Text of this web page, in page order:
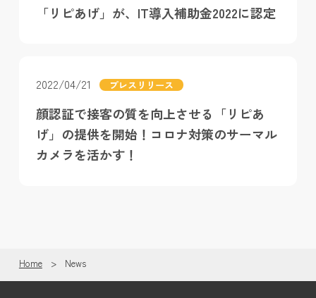
「リピあげ」が、IT導入補助金2022に認定
2022/04/21 プレスリリース
顔認証で接客の質を向上させる「リピあ
げ」の提供を開始！コロナ対策のサーマル
カメラを活かす！
Home News